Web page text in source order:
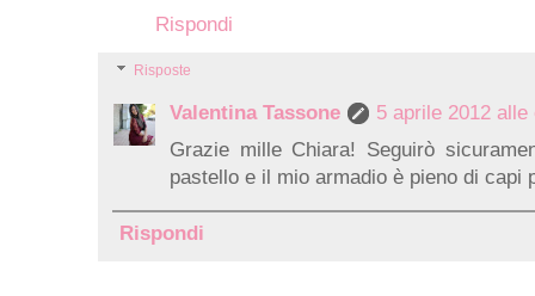
Rispondi
Risposte
Valentina Tassone
5 aprile 2012 alle
Grazie mille Chiara! Seguirò
pastello e il mio armadio è pieno di capi
Rispondi